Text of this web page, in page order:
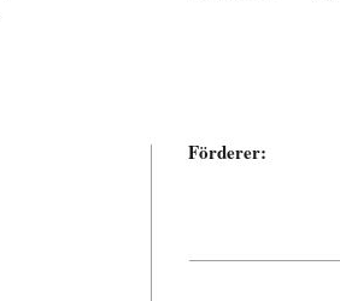
Förderer: